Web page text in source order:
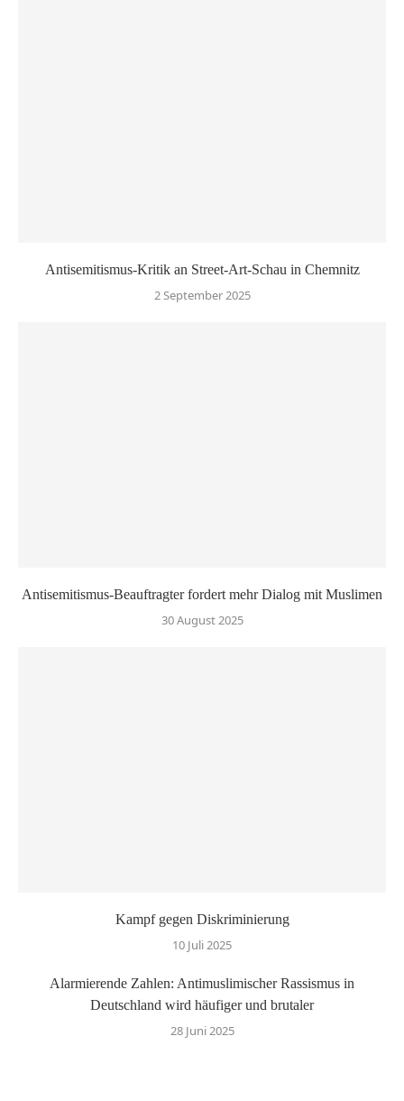
Antisemitismus-Kritik an Street-Art-Schau in Chemnitz
2 September 2025
Antisemitismus-Beauftragter fordert mehr Dialog mit Muslimen
30 August 2025
Kampf gegen Diskriminierung
10 Juli 2025
Alarmierende Zahlen: Antimuslimischer Rassismus in
Deutschland wird häufiger und brutaler
28 Juni 2025